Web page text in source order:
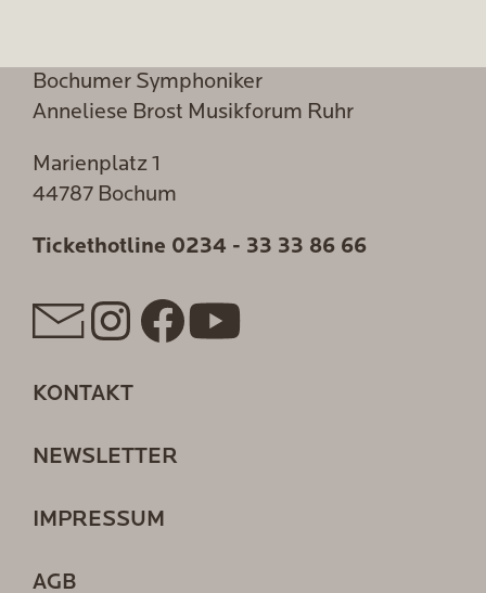
Bochumer Symphoniker
Anneliese Brost Musikforum Ruhr
Marienplatz 1
44787 Bochum
Tickethotline 0234 - 33 33 86 66
KONTAKT
NEWSLETTER
IMPRESSUM
AGB